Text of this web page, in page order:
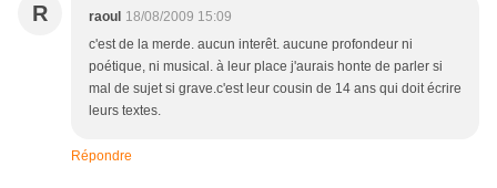
R raoul 18/08/2009 15:09
c'est de la merde. aucun interêt. aucune profondeur ni
poétique, ni musical. à leur place j'aurais honte de parler si
mal de sujet si grave.c'est leur cousin de 14 ans qui doit écrire
leurs textes.
Répondre